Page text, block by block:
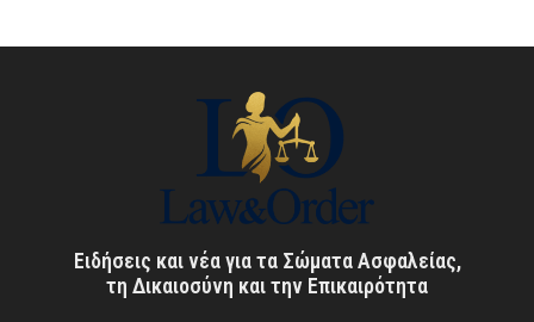
Ειδήσεις και νέα για τα Σώματα Ασφαλείας,
τη Δικαιοσύνη και την Επικαιρότητα